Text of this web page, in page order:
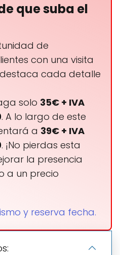
que suba el
de
con una visita
cada detalle
solo 35€ + IVA
. A lo largo de este
a 39€ + IVA
. ¡No pierdas esta
la presencia
a un precio
y reserva fecha.